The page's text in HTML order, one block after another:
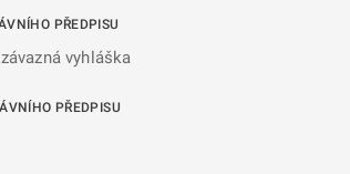
PŘEDPISU
vyhláška
PŘEDPISU